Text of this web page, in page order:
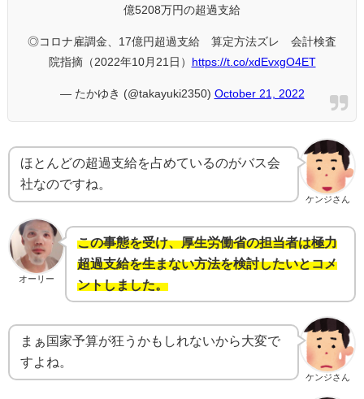
億5208万円の超過支給
◎コロナ雇調金、17億円超過支給 算定方法ズレ 会計検査
院指摘（2022年10月21日）
https://t.co/xdEvxgO4ET
— たかゆき (@takayuki2350) October 21, 2022
ケンジさん
ほとんどの超過支給を占めているのがバス会
社なのですね。
オーリー
この事態を受け、厚生労働省の担当者は極力
超過支給を生まない方法を検討したいとコメ
ントしました。
ケンジさん
まぁ国家予算が狂うかもしれないから大変で
すよね。